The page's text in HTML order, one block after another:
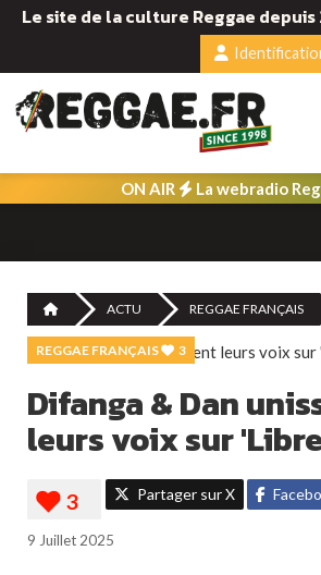
Le site de la culture Reggae depuis
ON AIR La webradio
ACTU REGGAE FRANÇAIS
REGGAE FRANÇAIS 3
Difanga & Dan
leurs voix sur
Partager sur X
9 Juillet 2025